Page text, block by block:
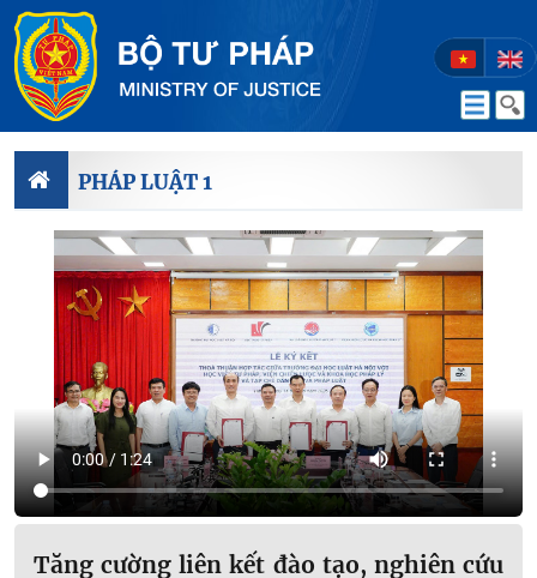
PHÁP LUẬT 1
Tăng cường liên kết đào tạo, nghiên cứu